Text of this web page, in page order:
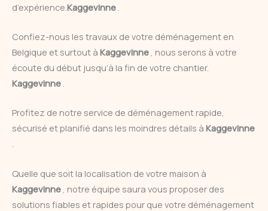
d’expérience. Kaggevinne
Confiez-nous les travaux de votre déménagement en
Belgique et surtout à Kaggevinne , nous serons à votre
écoute du début jusqu’à la fin de votre chantier.
Kaggevinne
Profitez de notre service de déménagement rapide,
sécurisé et planifié dans les moindres détails à Kaggevinne
.
Quelle que soit la localisation de votre maison à
Kaggevinne , notre équipe saura vous proposer des
solutions fiables et rapides pour que votre déménagement